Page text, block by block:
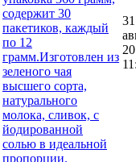
содержит 30
пакетиков, каждый
по 12
грамм.Изготовлен из
зеленого чая
высшего сорта,
натурального
молока, сливок, с
йодированной
солью в идеальной
пропорции.
31